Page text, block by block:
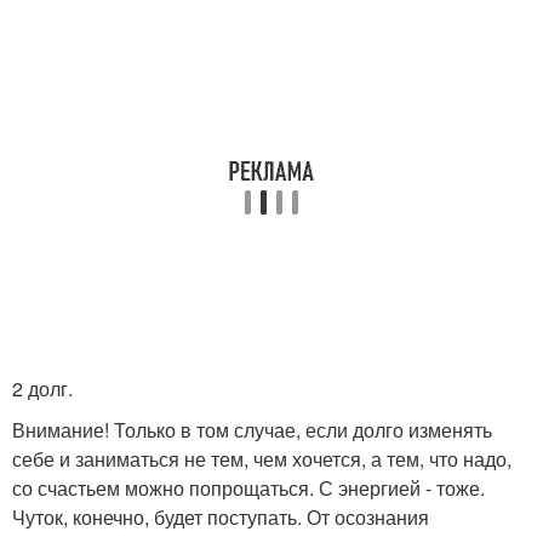
2 долг.
Внимание! Только в том случае, если долго изменять
себе и заниматься не тем, чем хочется, а тем, что надо,
со счастьем можно попрощаться. С энергией - тоже.
Чуток, конечно, будет поступать. От осознания